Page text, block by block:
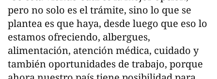
pero no solo es el trámite, sino lo que se
plantea es que haya, desde luego que eso lo
estamos ofreciendo, albergues,
alimentación, atención médica, cuidado y
también oportunidades de trabajo, porque